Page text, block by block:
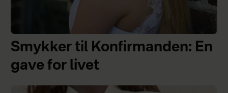
Smykker til Konfirmanden: En
gave for livet